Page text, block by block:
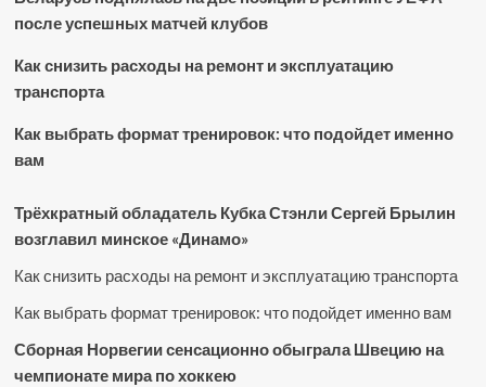
после успешных матчей клубов
Как снизить расходы на ремонт и эксплуатацию
транспорта
Как выбрать формат тренировок: что подойдет именно
вам
Трёхкратный обладатель Кубка Стэнли Сергей Брылин
возглавил минское «Динамо»
Как снизить расходы на ремонт и эксплуатацию транспорта
Как выбрать формат тренировок: что подойдет именно вам
Сборная Норвегии сенсационно обыграла Швецию на
чемпионате мира по хоккею